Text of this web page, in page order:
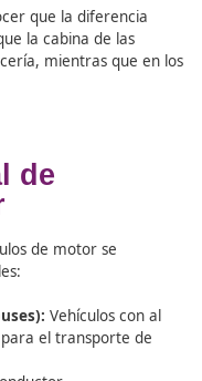
destinado al
transportar
hasta un
configuración interna
conocer que la
es que la cabina de
carrocería, mientras